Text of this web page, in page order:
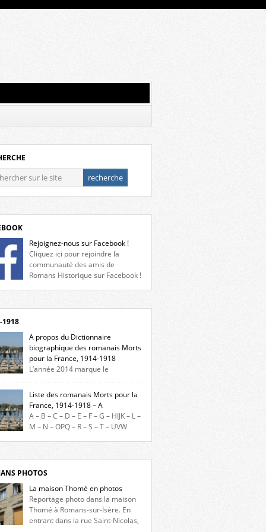
Rejoignez-nous sur Facebook !
Cliquez ici pour rejoindre la
communauté des amis de
Romans Historique sur Facebook !
1918
A propos du Dictionnaire
biographique des romanais Morts
pour la France, 1914-1918
L’année 2014 marque le
du début de la Première Guerre
et ce dictionnaire biographique veut
hommage aux romanais Morts pour la
durant ce conflit. La base de cette
historique est constituée des noms
sur les plaques commémoratives de
de Ville, du lycée du Dauphiné et du lycée
Liste des romanais Morts pour la
France, 1914-1918 – A
A – B – C – D – E – F – G – HIJK – L –
M – N – OPQ – R – S – T – UVW
lettre. Liste des romanais […]
PHOTOS
La maison Thomé en photos
Reportage photo dans la maison
Thomé à Romans-sur-Isère. En
entrant dans la rue Saint-Nicolas,